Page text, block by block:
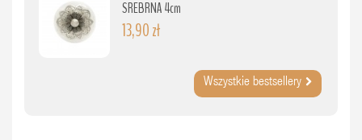
SREBRNA 4cm
13,90 zł
Wszystkie bestsellery